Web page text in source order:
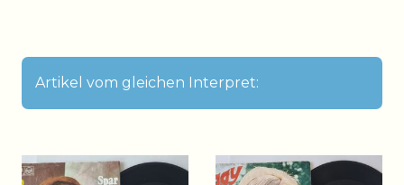
Artikel vom gleichen Interpret: